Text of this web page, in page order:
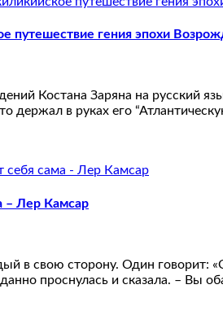
путешествие гения эпохи
Костана Заряна на русский
держал в руках его
– Лер Камсар
в свою сторону. Один говорит:
проснулась и сказала. – Вы